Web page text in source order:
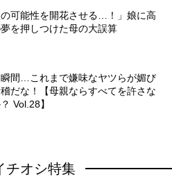
の可能性を開花させる…！」娘に高
を押しつけた母の大誤算
間…これまで嫌味なヤツらが媚び
だな！【母親ならすべてを許さな
Vol.28】
チオシ特集